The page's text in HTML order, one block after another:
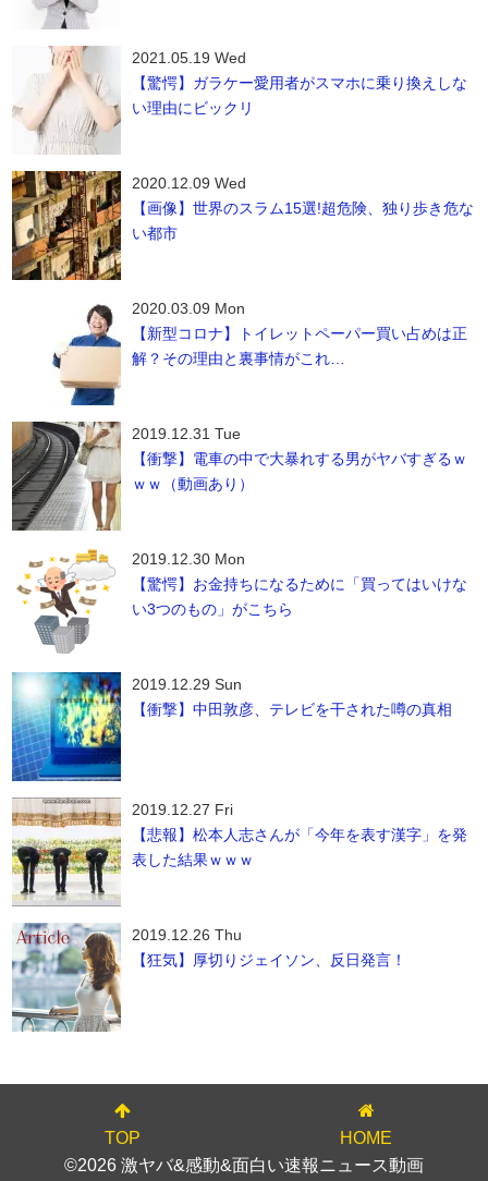
2021.05.19 Wed
【驚愕】ガラケー愛用者がスマホに乗り換えしな
い理由にビックリ
2020.12.09 Wed
【画像】世界のスラム15選!超危険、独り歩き危な
い都市
2020.03.09 Mon
【新型コロナ】トイレットペーパー買い占めは正
解？その理由と裏事情がこれ…
2019.12.31 Tue
【衝撃】電車の中で大暴れする男がヤバすぎるｗ
ｗｗ（動画あり）
2019.12.30 Mon
【驚愕】お金持ちになるために「買ってはいけな
い3つのもの」がこちら
2019.12.29 Sun
【衝撃】中田敦彦、テレビを干された噂の真相
2019.12.27 Fri
【悲報】松本人志さんが「今年を表す漢字」を発
表した結果ｗｗｗ
2019.12.26 Thu
【狂気】厚切りジェイソン、反日発言！
TOP
HOME
©2026 激ヤバ&感動&面白い速報ニュース動画